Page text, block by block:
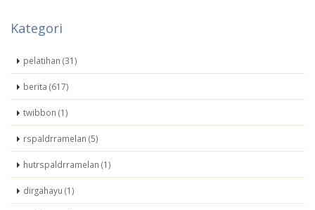
Kategori
pelatihan (31)
berita (617)
twibbon (1)
rspaldrramelan (5)
hutrspaldrramelan (1)
dirgahayu (1)